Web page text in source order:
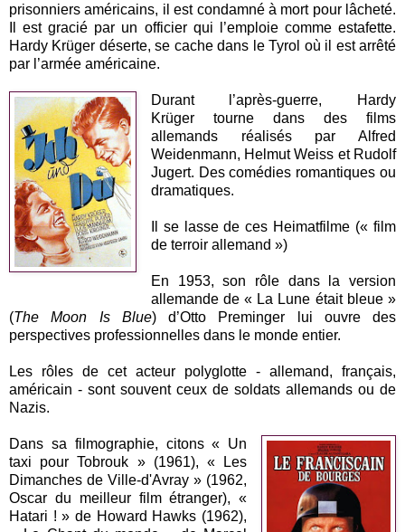
prisonniers américains, il est condamné à mort pour lâcheté.
Il est gracié par un officier qui l’emploie comme estafette.
Hardy Krüger déserte, se cache dans le Tyrol où il est arrêté
par l’armée américaine.
Durant l’après-guerre, Hardy
Krüger tourne dans des films
allemands réalisés par Alfred
Weidenmann, Helmut Weiss et Rudolf
Jugert. Des comédies romantiques ou
dramatiques.
Il se lasse de ces Heimatfilme (« film
de terroir allemand »)
En 1953, son rôle dans la version
allemande de « La Lune était bleue »
(The Moon Is Blue) d’Otto Preminger lui ouvre des
perspectives professionnelles dans le monde entier.
Les rôles de cet acteur polyglotte - allemand, français,
américain - sont souvent ceux de soldats allemands ou de
Nazis.
Dans sa filmographie, citons « Un
taxi pour Tobrouk » (1961), « Les
Dimanches de Ville-d'Avray » (1962,
Oscar du meilleur film étranger), «
Hatari ! » de Howard Hawks (1962),